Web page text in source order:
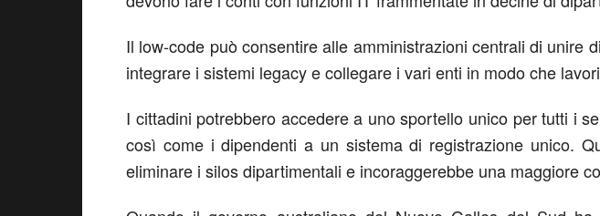
Il low-code può consentire alle amministrazioni centrali di unire
integrare i sistemi legacy e collegare i vari enti in modo che
I cittadini potrebbero accedere a uno sportello unico per tutti i
così come i dipendenti a un sistema di registrazione unico.
eliminare i silos dipartimentali e incoraggerebbe una maggiore